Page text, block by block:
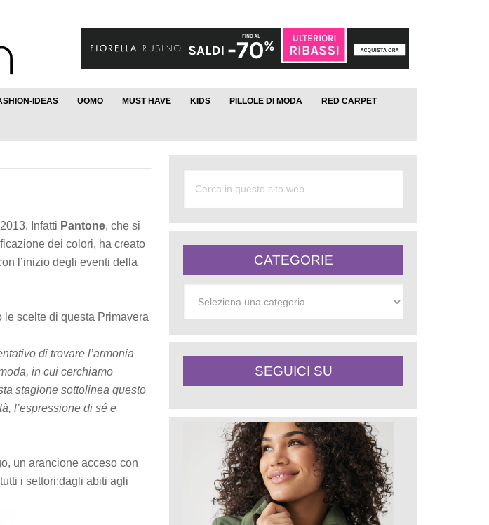
IDEAS UOMO MUST HAVE KIDS PILLOLE DI MODA RED CARPET
Infatti Pantone, che si
dei colori, ha creato
l’inizio degli eventi della
scelte di questa Primavera
di trovare l’armonia
in cui cerchiamo
stagione sottolinea questo
l’espressione di sé e
un arancione acceso con
i settori:dagli abiti agli
CATEGORIE
SEGUICI SU